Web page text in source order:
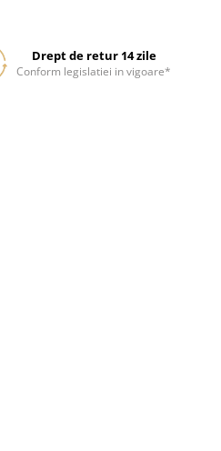
Drept de retur 14 zile
Conform legislatiei in vigoare*